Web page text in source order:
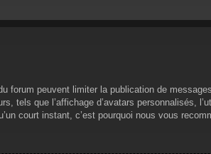
forum peuvent limiter la publication de
tels que l’affichage d’avatars personnalisés,
court instant, c’est pourquoi nous vous